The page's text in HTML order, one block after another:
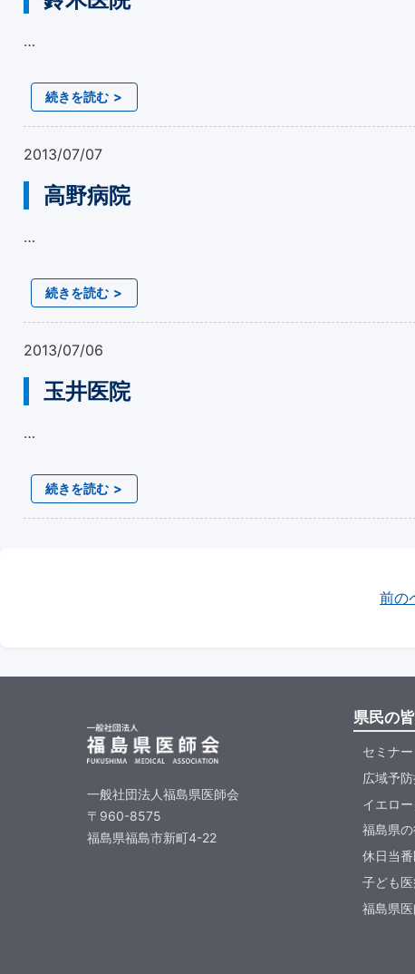
…
続きを読む
2013/07/07
高野病院
…
続きを読む
2013/07/06
玉井医院
…
続きを読む
前の
一般社団法人福島県医師会
〒960-8575
福島県福島市新町4-22
県民の
セミナ
広域予
イエロ
福島県
休日当
子ども
福島県